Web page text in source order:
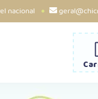
nacional